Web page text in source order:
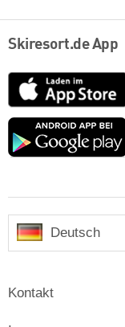
Skiresort.de App
App
Store
Deutsch
Kontakt